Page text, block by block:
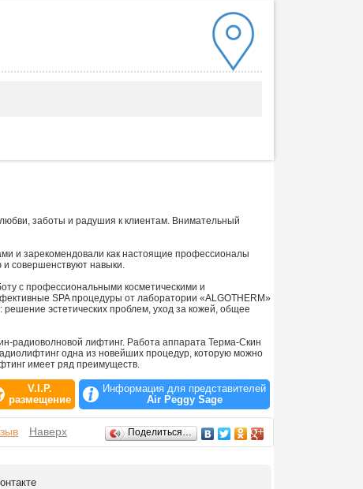
заботы и радушия к клиентам. Внимательный
и зарекомендовали как настоящие профессионалы
совершенствуют навыки.
с профессиональными косметическими и
SPA процедуры от лаборатории «ALGOTHERM»
эстетических проблем, уход за кожей, общее
радиоволновой лифтинг. Работа аппарата Терма-Скин
одна из новейших процедур, которую можно
имеет ряд преимуществ.
V.I.P.
размещение
Информация для представителей
Air Peggy Sage
Наверх Поделиться…
онтакте